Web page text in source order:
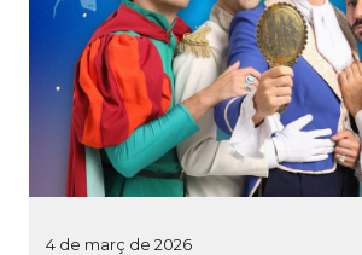
4 de març de 2026